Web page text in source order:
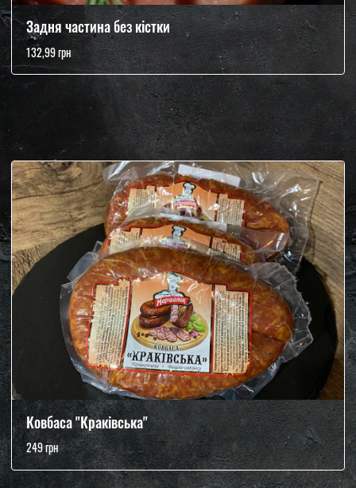
Задня частина без кістки
132,99 грн
Ковбаса "Краківська"
249 грн